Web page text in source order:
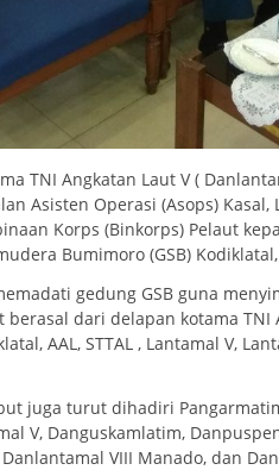
TNI Angkatan Laut V (
Asisten Operasi (Asops) Kasal,
Korps (Binkorps) Pelaut
Bumimoro (GSB)
gedung GSB guna
berasal dari delapan kotama TNI
AAL, STTAL , Lantamal V,
juga turut dihadiri
V, Danguskamlatim,
VIII Manado, dan